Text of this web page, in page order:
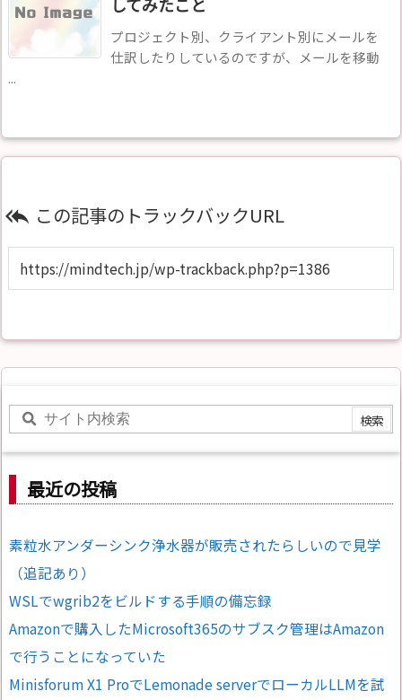
プロジェクト別、クライアント別にメールを
仕訳したりしているのですが、メールを移動
...
 この記事のトラックバックURL
最近の投稿
素粒水アンダーシンク浄水器が販売されたらしいので見学
（追記あり）
WSLでwgrib2をビルドする手順の備忘録
Amazonで購入したMicrosoft365のサブスク管理はAmazon
で行うことになっていた
Minisforum X1 ProでLemonade serverでローカルLLMを試